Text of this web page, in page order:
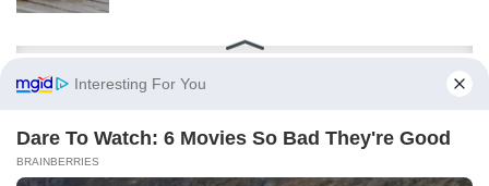
МАГАЗИН ЗАБАВА
(ВИДЕО)ЕМОТИВЕН МОМЕНТ НА